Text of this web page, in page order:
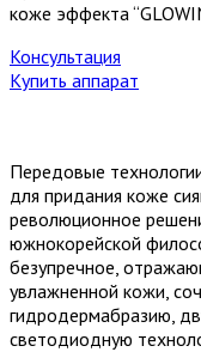
коже эффекта
Консультация
Купить аппарат
Передовые
для придания коже
революционное
южнокорейской
безупречное,
увлажненной кожи,
гидродермабразию,
светодиодную